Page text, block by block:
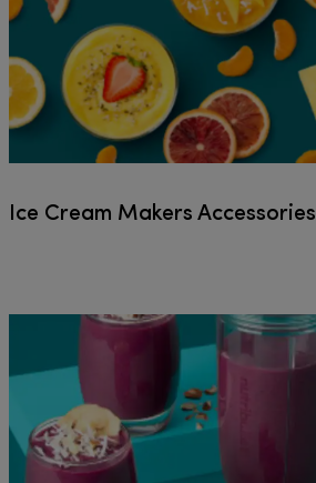
Ice Cream Makers Accessories